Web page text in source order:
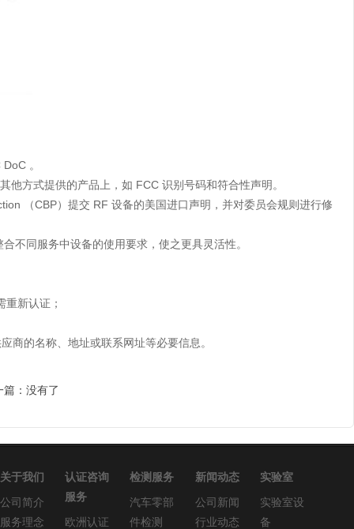
。
方式提供的产品上，如 FCC 识别号码和符合性声明。
（CBP）提交 RF 设备的美国进口声明，并对委员会规则进行修
不同服务中设备的使用要求，使之更具灵活性。
新认证；
商的名称、地址或联系网址等必要信息。
篇：没有了
关于我们
公司简介
服务理念
认证咨询
服务
欧洲认证
检测服务
汽车零部
件检测
新闻动态
公司新闻
行业动态
实验室
实验室设
备